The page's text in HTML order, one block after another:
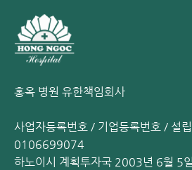
홍옥 병원 유한책임회사
사업자등록번호 / 기업등록번호 / 설
0106699074
하노이시 계획투자국 2003년 6월 5